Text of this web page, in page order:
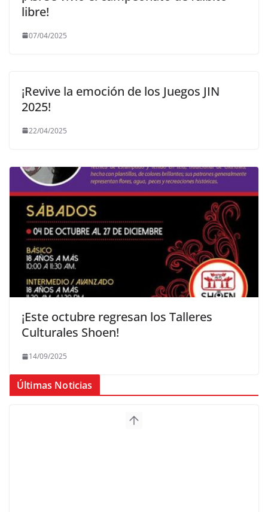
libre!
07/04/2025
¡Revive la emoción de los Juegos JIN
2025!
22/04/2025
¡Este octubre regresan los Talleres
Culturales Shoen!
14/09/2025
Últimas Noticias